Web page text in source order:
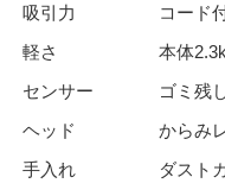
吸引力
コード
軽さ
本体
センサー
ゴミ残
ヘッド
からみ
手入れ
ダスト